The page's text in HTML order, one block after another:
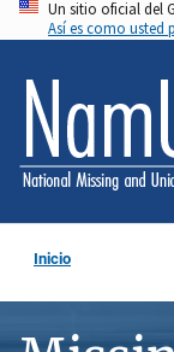
Pasar
al
contenido
principal
Un sitio oficial del
Así es como usted
Inicio